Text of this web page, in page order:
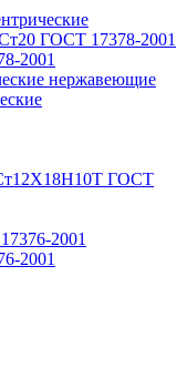
ГОСТ 17378-2001
2001
нержавеющие
ГОСТ
2001
2001